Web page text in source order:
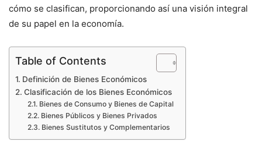
cómo se clasifican, proporcionando así una visión integral
de su papel en la economía.
Table of Contents
Definición de Bienes Económicos
Clasificación de los Bienes Económicos
Bienes de Consumo y Bienes de Capital
Bienes Públicos y Bienes Privados
Bienes Sustitutos y Complementarios